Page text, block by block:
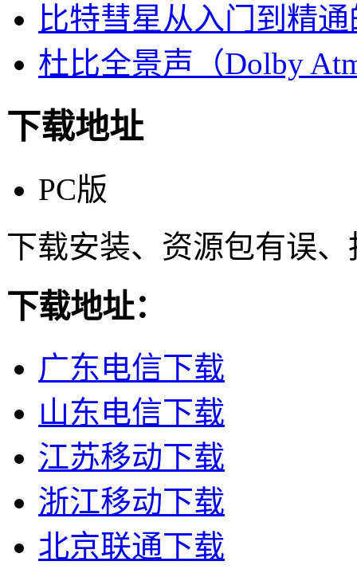
比特彗星从入门到精
杜比全景声（Dolby
下载地址
PC版
下载安装、资源包有误
下载地址：
广东电信下载
山东电信下载
江苏移动下载
浙江移动下载
北京联通下载